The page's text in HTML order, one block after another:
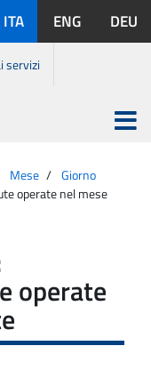
ITA ENG DEU
servizi
Apri
menu
Mese
Giorno
operate nel mese
operate